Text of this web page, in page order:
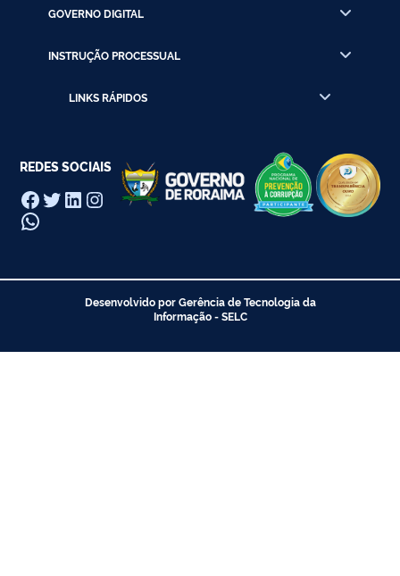
GOVERNO DIGITAL
INSTRUÇÃO PROCESSUAL
LINKS RÁPIDOS
REDES SOCIAIS
Facebook
Twitter
LinkedIn
Instagram
WhatsApp
Desenvolvido por Gerência de Tecnologia da
Informação - SELC